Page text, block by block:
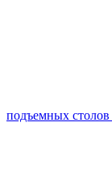
подъемных столов